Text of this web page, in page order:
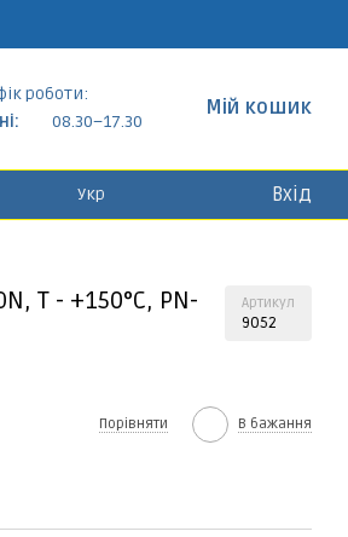
роботи:
08.30–17.30
Мій кошик
Укр Вхід
Т - +150°C, PN-
Артикул
9052
Порівняти В бажання